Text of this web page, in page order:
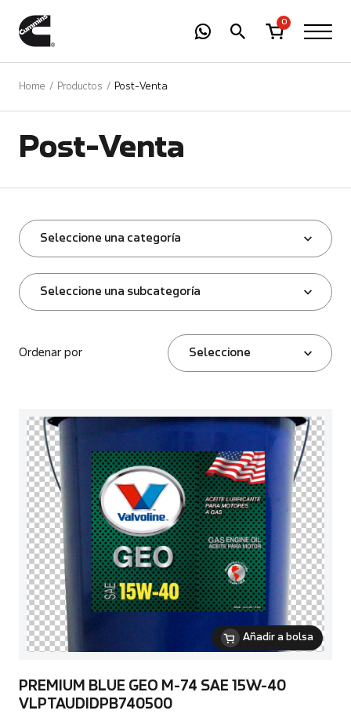
0
Home Productos Post-Venta
Post-Venta
Seleccione una categoría
Seleccione una subcategoría
Ordenar por Seleccione
Añadir a bolsa
PREMIUM BLUE GEO M-74 SAE 15W-40
VLPTAUDIDPB740500